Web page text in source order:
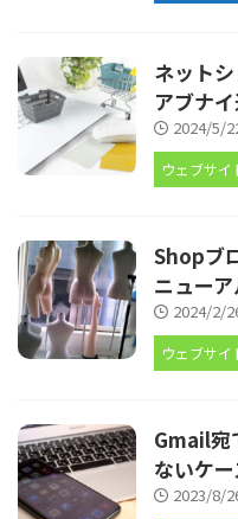
ネット
アブナ
2024/5/
ウェブサイ
Shopブ
ニュー
2024/2/
ウェブサイ
Gmail宛
ないケ
2023/8/